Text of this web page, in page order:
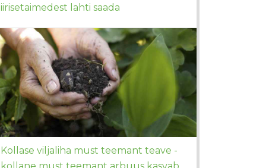
iirisetaimedest lahti saada
Kollase viljaliha must teemant teave -